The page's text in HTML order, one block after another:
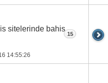
sitelerinde bahis
14:55:26
15